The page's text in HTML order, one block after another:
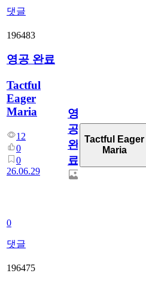
댓글
196483
영공 완료
Tactful
Eager
Maria
12
0
0
26.06.29
0
댓글
영
공
완
료
Tactful Eager
Maria
196475